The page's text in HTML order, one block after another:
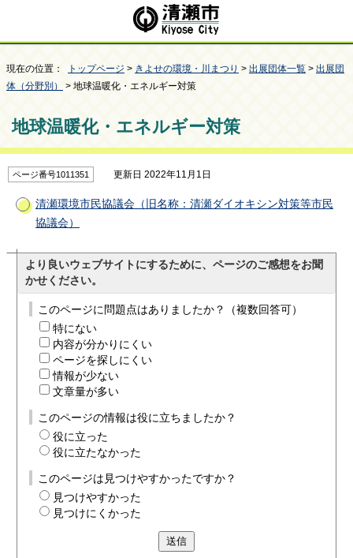
現在の位置： トップページ > きよせの環境・川まつり > 出展団体一覧 > 出展団
体（分野別）
> 地球温暖化・エネルギー対策
地球温暖化・エネルギー対策
ページ番号1011351 更新日 2022年11月1日
清瀬環境市民協議会（旧名称：清瀬ダイオキシン対策等市民
協議会）
より良いウェブサイトにするために、ページのご感想をお聞
かせください。
このページに問題点はありましたか？（複数回答可）
特にない
内容が分かりにくい
ページを探しにくい
情報が少ない
文章量が多い
このページの情報は役に立ちましたか？
役に立った
役に立たなかった
このページは見つけやすかったですか？
見つけやすかった
見つけにくかった
送信